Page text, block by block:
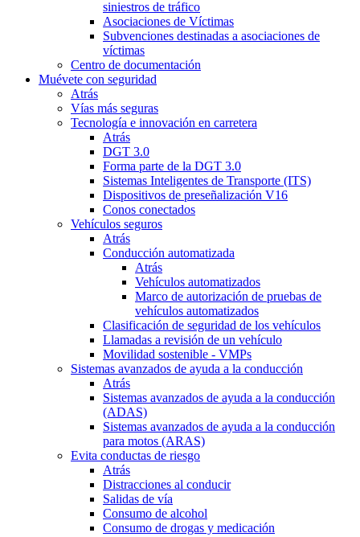
siniestros de tráfico
Asociaciones de Víctimas
Subvenciones destinadas a asociaciones de
víctimas
Centro de documentación
Muévete con seguridad
Atrás
Vías más seguras
Tecnología e innovación en carretera
Atrás
DGT 3.0
Forma parte de la DGT 3.0
Sistemas Inteligentes de Transporte (ITS)
Dispositivos de preseñalización V16
Conos conectados
Vehículos seguros
Atrás
Conducción automatizada
Atrás
Vehículos automatizados
Marco de autorización de pruebas de
vehículos automatizados
Clasificación de seguridad de los vehículos
Llamadas a revisión de un vehículo
Movilidad sostenible - VMPs
Sistemas avanzados de ayuda a la conducción
Atrás
Sistemas avanzados de ayuda a la conducción
(ADAS)
Sistemas avanzados de ayuda a la conducción
para motos (ARAS)
Evita conductas de riesgo
Atrás
Distracciones al conducir
Salidas de vía
Consumo de alcohol
Consumo de drogas y medicación